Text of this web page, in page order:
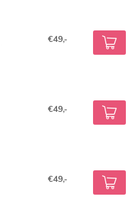
€49,-
€49,-
€49,-